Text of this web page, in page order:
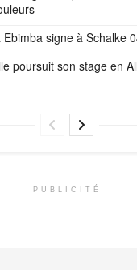
signe à Schalke
poursuit son stage en
PUBLICITÉ